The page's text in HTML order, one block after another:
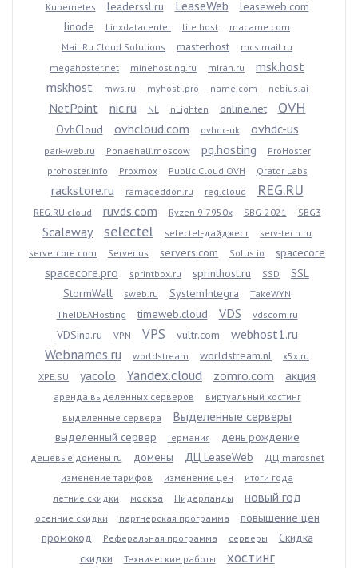
Kubernetes leaderssl.ru LeaseWeb
leaseweb.com
linode
Linxdatacenter lite.host
macarne.com
Mail.Ru Cloud Solutions
masterhost
mcs.mail.ru
megahoster.net
minehosting.ru miran.ru
msk.host
mskhost
mws.ru myhosti.pro name.com nebius.ai
NetPoint nic.ru NL nLighten online.net OVH
OvhCloud ovhcloud.com ovhdc-uk ovhdc-us
park-web.ru Ponaehali.moscow pq.hosting
ProHoster
prohoster.info
Proxmox Public Cloud OVH Qrator Labs
rackstore.ru ramageddon.ru reg.cloud REG.RU
REG.RU cloud ruvds.com Ryzen 9 7950x SBG-2021 SBG3
Scaleway selectel selectel-дайджест
serv-tech.ru
servercore.com
Serverius servers.com Solus.io spacecore
spacecore.pro sprintbox.ru sprinthost.ru SSD
SSL
StormWall
sweb.ru SystemIntegra
TakeWYN
TheIDEAHosting
timeweb.cloud VDS vdscom.ru
VDSina.ru VPN VPS vultr.com webhost1.ru
Webnames.ru worldstream worldstream.nl
x5x.ru
XPE.SU
yacolo Yandex.cloud zomro.com акция
аренда выделенных серверов
виртуальный хостинг
выделенные сервера
Выделенные серверы
выделенный сервер Германия день рождение
дешевые домены ru домены ДЦ LeaseWeb
ДЦ marosnet
изменение тарифов
изменение цен
итоги года
летние скидки
москва Нидерланды новый год
осенние скидки партнерская программа
повышение цен
промокод
Реферальная программа серверы
Скидка
скидки
Технические работы
хостинг